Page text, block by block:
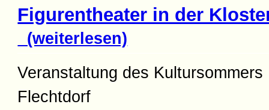
Figurentheater in der
(weiterlesen)
Veranstaltung des
Flechtdorf